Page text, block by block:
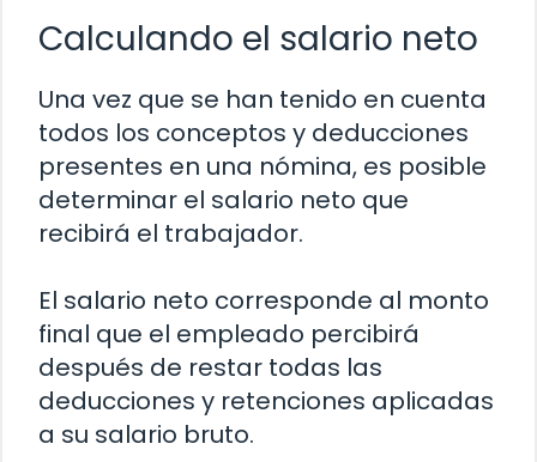
Calculando el salario neto
Una vez que se han tenido en cuenta
todos los conceptos y deducciones
presentes en una nómina, es posible
determinar el salario neto que
recibirá el trabajador.
El salario neto corresponde al monto
final que el empleado percibirá
después de restar todas las
deducciones y retenciones aplicadas
a su salario bruto.